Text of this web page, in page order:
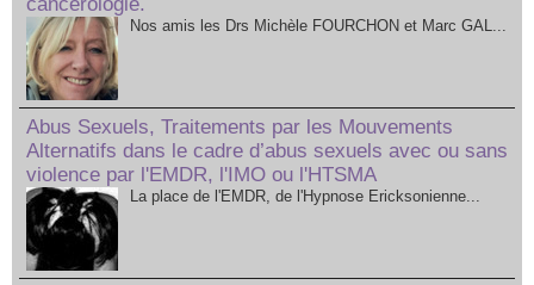
Nos amis les Drs Michèle FOURCHON et Marc GAL...
Abus Sexuels, Traitements par les Mouvements
Alternatifs dans le cadre d’abus sexuels avec ou sans
violence par l'EMDR, l'IMO ou l'HTSMA
La place de l'EMDR, de l'Hypnose Ericksonienne...